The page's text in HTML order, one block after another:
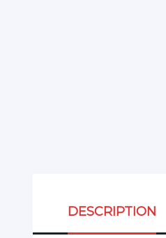
DESCRIPTION